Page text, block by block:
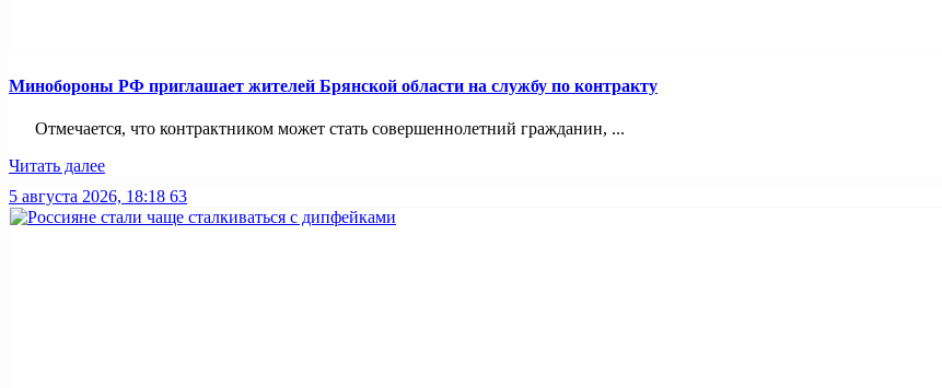
Минобoроны РФ приглaшaет житeлeй Брянской области на службу по контракту
Отмечается, что контрактником может стать совершеннолетний гражданин, ...
Читать далее
5 августа 2026, 18:18 63